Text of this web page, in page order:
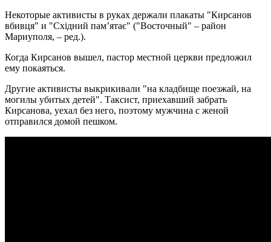
Некоторые активисты в руках держали плакаты "Кирсанов
вбивця" и "Східний пам’ятає" ("Восточный" – район
Мариуполя, – ред.).
Когда Кирсанов вышел, пастор местной церкви предложил
ему покаяться.
Другие активисты выкрикивали "на кладбище поезжай, на
могилы убитых детей". Таксист, приехавший забрать
Кирсанова, уехал без него, поэтому мужчина с женой
отправился домой пешком.